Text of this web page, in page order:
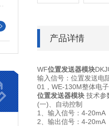
产品详情
WF位置发送器模块
输入信号：位置发送电
01，WE-130M整体电
位置发送器模块 技术参
(一)、自动控制
1、输入信号：4-20mA
2、输出信号：4-20mA